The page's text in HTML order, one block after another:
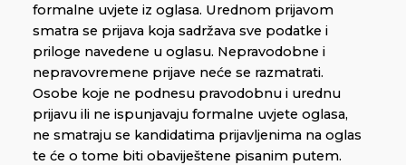
formalne uvjete iz oglasa. Urednom prijavom
smatra se prijava koja sadržava sve podatke i
priloge navedene u oglasu. Nepravodobne i
nepravovremene prijave neće se razmatrati.
Osobe koje ne podnesu pravodobnu i urednu
prijavu ili ne ispunjavaju formalne uvjete oglasa,
ne smatraju se kandidatima prijavljenima na oglas
te će o tome biti obaviještene pisanim putem.